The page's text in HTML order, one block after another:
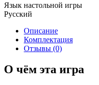
Язык настольной игры
Русский
Описание
Комплектация
Отзывы (0)
О чём эта игра